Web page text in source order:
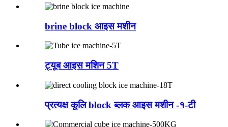
brine block आइस मशीन
ट्यूब आइस मशिन 5T
प्रत्यक्ष कूलि block ब्लक आइस मशीन -१-टी